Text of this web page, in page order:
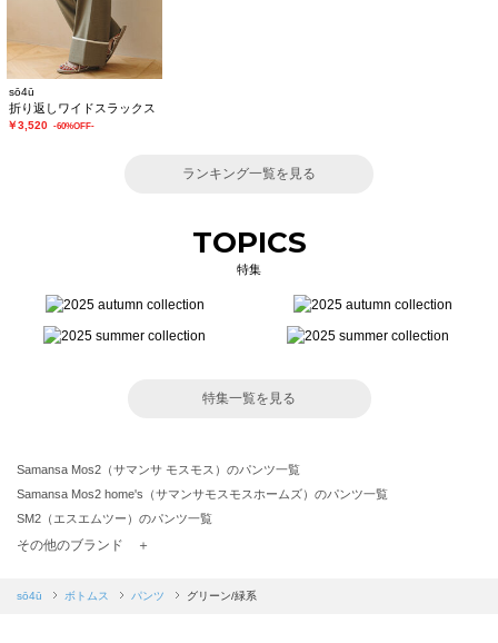
sō4ū
折り返しワイドスラックス
￥3,520 -60%OFF-
ランキング一覧を見る
TOPICS
特集
特集一覧を見る
Samansa Mos2（サマンサ モスモス）のパンツ一覧
Samansa Mos2 home's（サマンサモスモスホームズ）のパンツ一覧
SM2（エスエムツー）のパンツ一覧
TSUHARU by Samansa Mos2（ツハルバイサマンサモスモス）のパンツ一覧
Samansa Mos2 blue（サマンサモスモス ブルー）のパンツ一覧
その他のブランド ＋
sō4ū ボトムス パンツ グリーン/緑系